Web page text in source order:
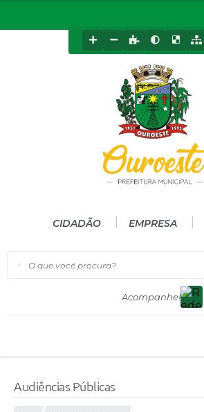
O que você procura?
CIDADÃO EMPRESA
Audiências Públicas